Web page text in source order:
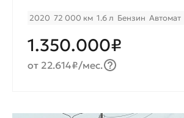
2020 72 000 км 1.6 л Бензин Автомат
1.350.000₽
от 22.614₽/мес.